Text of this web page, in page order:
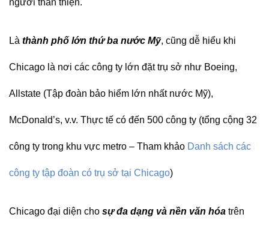
người thân thiện.
Là thành phố lớn thứ ba nước Mỹ, cũng dễ hiểu khi
Chicago là nơi các công ty lớn đặt trụ sở như Boeing,
Allstate (Tập đoàn bảo hiểm lớn nhất nước Mỹ),
McDonald’s, v.v. Thực tế có đến 500 công ty (tổng cộng 32
công ty trong khu vực metro – Tham khảo Danh sách các
công ty tập đoàn có trụ sở tại Chicago)
Chicago đại diện cho sự đa dạng và nền văn hóa trên